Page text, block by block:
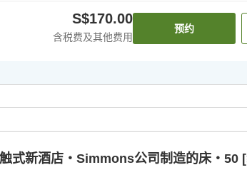
S$170.00
含税费及其他费用
预约
式新酒店・Simmons公司制造的床・50